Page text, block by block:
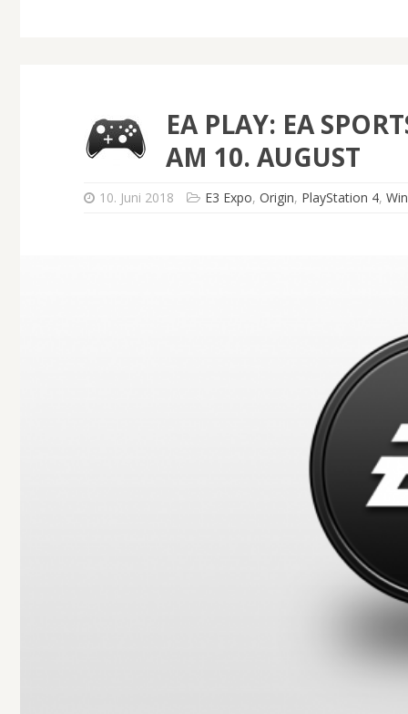
EA PLAY: EA
AM 10. AUGUST
10. Juni 2018 E3 Expo,Origin, PlayStation 4,